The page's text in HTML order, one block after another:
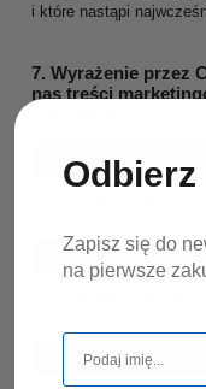
i które nastąpi
7. Wyrażenie przez
nas treści
Zapisz się do
na pierwsze